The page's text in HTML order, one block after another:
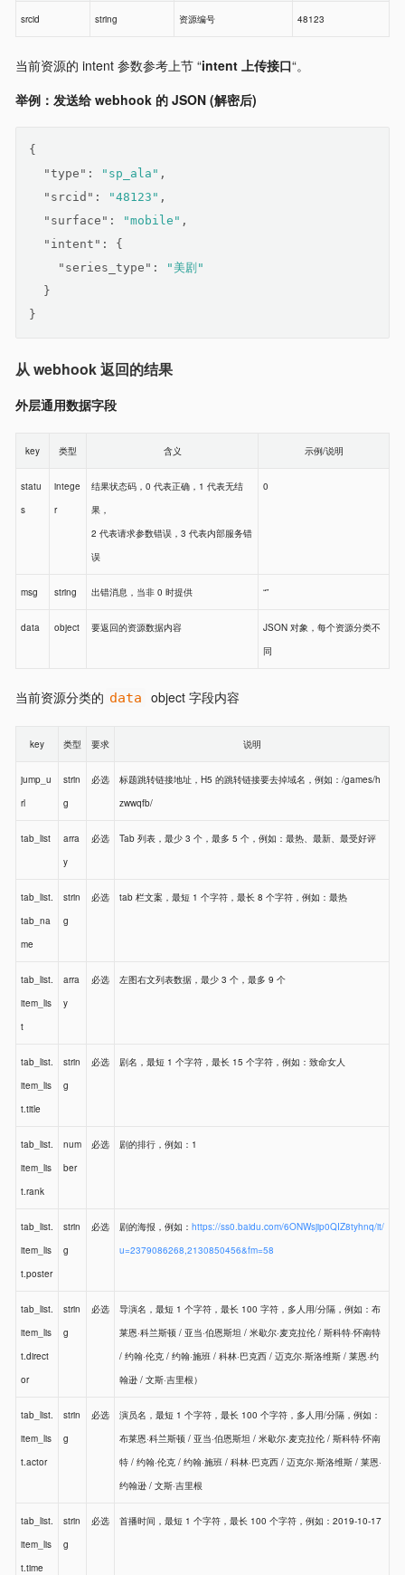
srcid string 资源编号 48123
当前资源的 intent 参数参考上节 “intent 上传接口“。
举例：发送给 webhook 的 JSON (解密后)
{
"type" : "sp_ala" ,
"srcid" : "48123" ,
"surface" : "mobile" ,
"intent" : {
"series_type" :
"美剧"
  }
}
从 webhook 返回的结果
外层通用数据字段
key 类型 含义 示例/说明
statu
s
intege
r
结果状态码，0 代表正确，1 代表无结
果，
2 代表请求参数错误，3 代表内部服务错
误
0
msg string 出错消息，当非 0 时提供 “”
data object 要返回的资源数据内容
JSON 对象，每个资源分类不
同
当前资源分类的 data object 字段内容
key 类型 要求 说明
jump_u
rl
strin
g
必选
标题跳转链接地址，H5 的跳转链接要去掉域名，例如：/games/h
zwwqfb/
tab_list
arra
y
必选 Tab 列表，最少 3 个，最多 5 个，例如：最热、最新、最受好评
tab_list.
tab_na
me
strin
g
必选 tab 栏文案，最短 1 个字符，最长 8 个字符，例如：最热
tab_list.
item_lis
t
arra
y
必选 左图右文列表数据，最少 3 个，最多 9 个
tab_list.
item_lis
t.title
strin
g
必选 剧名，最短 1 个字符，最长 15 个字符，例如：致命女人
tab_list.
item_lis
t.rank
num
ber
必选 剧的排行，例如：1
tab_list.
item_lis
t.poster
strin
g
必选 剧的海报，例如： https://ss0.baidu.com/6ONWsjip0QIZ8tyhnq/it/
u=2379086268,2130850456&fm=58
tab_list.
item_lis
t.direct
or
strin
g
必选
导演名，最短 1 个字符，最长 100 字符，多人用/分隔，例如：布
莱恩·科兰斯顿 / 亚当·伯恩斯坦 / 米歇尔·麦克拉伦 / 斯科特·怀南特
/ 约翰·伦克 / 约翰·施班 / 科林·巴克西 / 迈克尔·斯洛维斯 / 莱恩·约
翰逊 / 文斯·吉里根）
tab_list.
item_lis
t.actor
strin
g
必选
演员名，最短 1 个字符，最长 100 个字符，多人用/分隔，例如：
布莱恩·科兰斯顿 / 亚当·伯恩斯坦 / 米歇尔·麦克拉伦 / 斯科特·怀南
特 / 约翰·伦克 / 约翰·施班 / 科林·巴克西 / 迈克尔·斯洛维斯 / 莱恩·
约翰逊 / 文斯·吉里根
tab_list.
item_lis
t.time
strin
g
必选 首播时间，最短 1 个字符，最长 100 个字符，例如：2019-10-17